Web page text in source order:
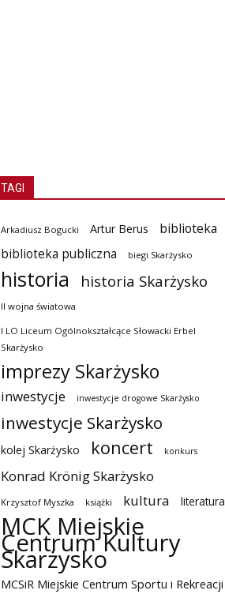
TAGI
Arkadiusz Bogucki Artur Berus
biblioteka
biblioteka publiczna
biegi Skarżysko
historia historia Skarżysko
II wojna światowa
I LO Liceum Ogólnokształcące Słowacki Erbel
Skarżysko
imprezy Skarżysko
inwestycje inwestycje drogowe Skarżysko
inwestycje Skarżysko
kolej Skarżysko koncert konkurs
Konrad Krönig Skarżysko
Krzysztof Myszka książki kultura literatura
MCK Miejskie
Centrum Kultury
Skarżysko
MCSiR Miejskie Centrum Sportu i Rekreacji